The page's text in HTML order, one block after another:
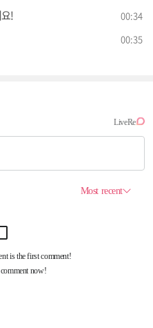
! 00:34
00:35